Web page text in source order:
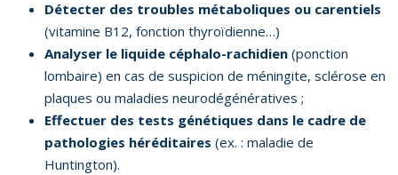
Détecter des troubles métaboliques ou carentiels
(vitamine B12, fonction thyroïdienne…)
Analyser le liquide céphalo-rachidien (ponction
lombaire) en cas de suspicion de méningite, sclérose en
plaques ou maladies neurodégénératives ;
Effectuer des tests génétiques dans le cadre de
pathologies héréditaires (ex. : maladie de
Huntington).